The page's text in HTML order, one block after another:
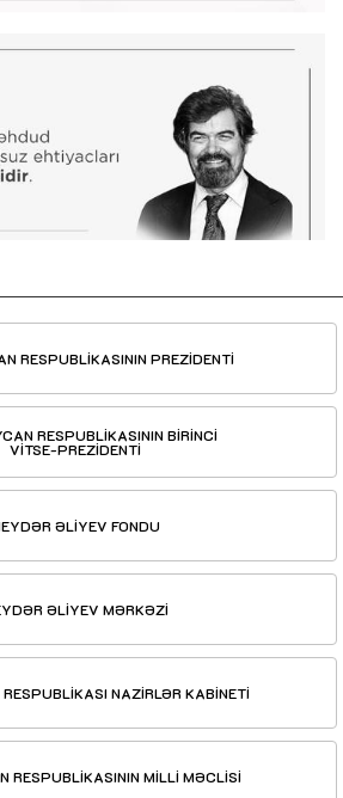
RESPUBLİKASININ PREZİDENTİ
RESPUBLİKASININ BİRİNCİ
VİTSE-PREZİDENTİ
ƏLİYEV FONDU
ƏLİYEV MƏRKƏZİ
NAZİRLƏR KABİNETİ
RESPUBLİKASININ MİLLİ MƏCLİSİ